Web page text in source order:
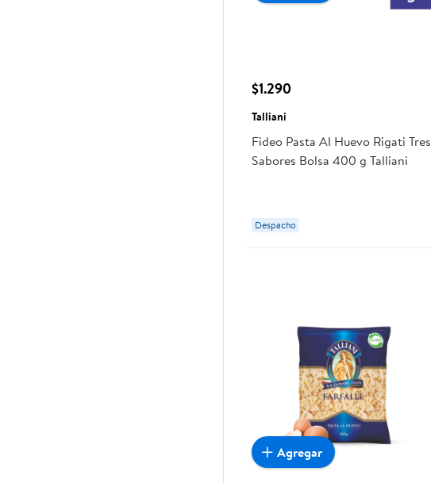
$1.290
Talliani
Fideo Pasta Al Huevo Rigati Tres
Sabores Bolsa 400 g Talliani
Despacho
Agregar